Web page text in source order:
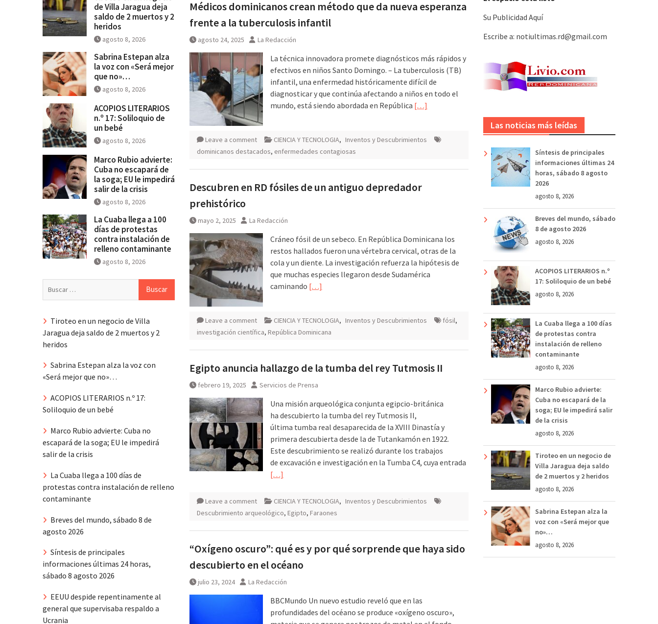
Médicos dominicanos crean método que da nueva esperanza
frente a la tuberculosis infantil
agosto 24, 2025 La Redacción
La técnica innovadora promete diagnósticos más rápidos y
efectivos en niños Santo Domingo. – La tuberculosis (TB)
infantil, una enfermedad históricamente difícil de
diagnosticar y que continúa afectando a niños en todo el
mundo, está siendo abordada en República […]
Leave a comment CIENCIA Y TECNOLOGIA, Inventos y Descubrimientos
dominicanos destacados, enfermedades contagiosas
Descubren en RD fósiles de un antiguo depredador
prehistórico
mayo 2, 2025 La Redacción
Cráneo fósil de un sebeco. En República Dominicana los
restos hallados fueron una vértebra cervical, otras de la
cola y un diente. La investigación refuerza la hipótesis de
que muchas especies llegaron desde Sudamérica
caminando […]
Leave a comment CIENCIA Y TECNOLOGIA, Inventos y Descubrimientos fósil,
investigación científica, República Dominicana
Egipto anuncia hallazgo de la tumba del rey Tutmosis II
febrero 19, 2025 Servicios de Prensa
Una misión arqueológica conjunta egipcio-británica
ha descubierto la tumba del rey Tutmosis II,
última tumba real desaparecida de la XVIII Dinastía y
primera descubierta desde la de Tutankamón en 1922.
Este descubrimiento se realizó durante los trabajos
de excavación e investigación en la Tumba C4, cuya entrada
[…]
Leave a comment CIENCIA Y TECNOLOGIA, Inventos y Descubrimientos
Descubrimiento arqueológico, Egipto, Faraones
“Oxígeno oscuro”: qué es y por qué sorprende que haya sido
descubierto en el océano
julio 23, 2024 La Redacción
BBCMundo Un nuevo estudio reveló que en las
profundidades del océano se produce «oxígeno oscuro»,
Su Publicidad Aquí
Escribe a: notiultimas.rd@gmail.com
Las noticias más leídas
Síntesis de principales
informaciones últimas 24
horas, sábado 8 agosto
2026
agosto 8, 2026
Breves del mundo, sábado
8 de agosto 2026
agosto 8, 2026
ACOPIOS LITERARIOS n.º
17: Soliloquio de un bebé
agosto 8, 2026
La Cuaba llega a 100 días
de protestas contra
instalación de relleno
contaminante
agosto 8, 2026
Marco Rubio advierte:
Cuba no escapará de la
soga; EU le impedirá salir
de la crisis
agosto 8, 2026
Tiroteo en un negocio de
Villa Jaragua deja saldo
de 2 muertos y 2 heridos
agosto 8, 2026
Sabrina Estepan alza la
voz con «Será mejor que
no»…
agosto 8, 2026
de Villa Jaragua deja
saldo de 2 muertos y 2
heridos
agosto 8, 2026
Sabrina Estepan alza
la voz con «Será mejor
que no»…
agosto 8, 2026
ACOPIOS LITERARIOS
n.º 17: Soliloquio de
un bebé
agosto 8, 2026
Marco Rubio advierte:
Cuba no escapará de
la soga; EU le impedirá
salir de la crisis
agosto 8, 2026
La Cuaba llega a 100
días de protestas
contra instalación de
relleno contaminante
agosto 8, 2026
Tiroteo en un negocio de Villa
Jaragua deja saldo de 2 muertos y 2
heridos
Sabrina Estepan alza la voz con
«Será mejor que no»…
ACOPIOS LITERARIOS n.º 17:
Soliloquio de un bebé
Marco Rubio advierte: Cuba no
escapará de la soga; EU le impedirá
salir de la crisis
La Cuaba llega a 100 días de
protestas contra instalación de relleno
contaminante
Breves del mundo, sábado 8 de
agosto 2026
Síntesis de principales
informaciones últimas 24 horas,
sábado 8 agosto 2026
EEUU despide repentinamente al
general que supervisaba respaldo a
Ucrania